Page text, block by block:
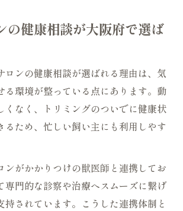
の健康相談が大阪府で選ば
ロンの健康相談が選ばれる理由は、気
る環境が整っている点にあります。動
くなく、トリミングのついでに健康状
るため、忙しい飼い主にも利用しやす
ンがかかりつけの獣医師と連携してお
専門的な診察や治療へスムーズに繋げ
持されています。こうした連携体制と